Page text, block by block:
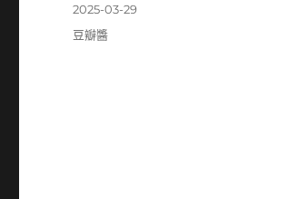
發
佈
2025-03-29
分
豆瓣醬